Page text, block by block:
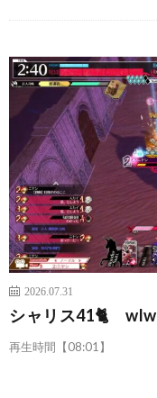
2026.07.31
シャリス41🐈 wlw
再生時間【08:01】